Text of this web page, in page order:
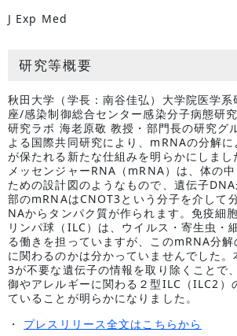
J Exp Med
研究等概要
秋田大学（学長：南谷佳弘）大学院医学
座/感染制御総合センター感染分子病態研
研究ラボ 海老原敬 教授・部門長の研究グ
よる国際共同研究により、mRNAの分解に
が保たれる新たな仕組みを明らかにしまし
メッセンジャーRNA（mRNA）は、体の
ための設計図のようなもので、遺伝子
部のmRNAはCNOT3という分子を介して
NAからタンパク質が作られます。免疫細
リンパ球（ILC）は、ウイルス・寄生虫・
る働きを担っていますが、このmRNA分解
に関わるのかは分かっていませんでした
3が不要な遺伝子の情報を取り除くことで
御やアレルギーに関わる２型ILC（ILC2）
ていることが明らかになりました。
・ プレスリリース全文はこちらから